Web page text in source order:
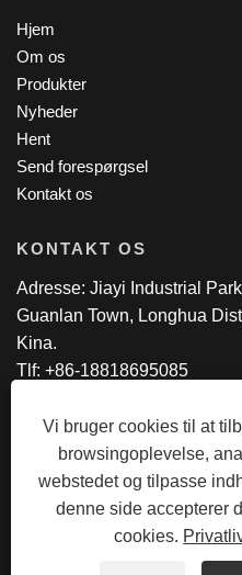
Vi bruger cookies til at
browsingoplevelse,
webstedet og tilpasse
denne side accepterer
cookies.
Hjem
Om os
Produkter
Nyheder
Hent
Send forespørgsel
Kontakt os
KONTAKT OS
Adresse: Jiayi Industrial
Guanlan Town, Longhua
Kina.
Tlf: +86-18818695085
Copyright © 2022
rettigheder